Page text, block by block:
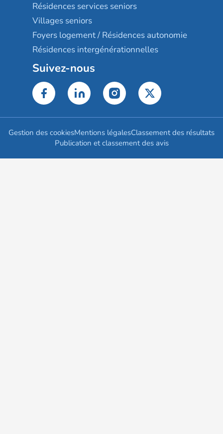
Résidences services seniors
Villages seniors
Foyers logement / Résidences autonomie
Résidences intergénérationnelles
Suivez-nous
Gestion des cookiesMentions légalesClassement des résultats
Publication et classement des avis